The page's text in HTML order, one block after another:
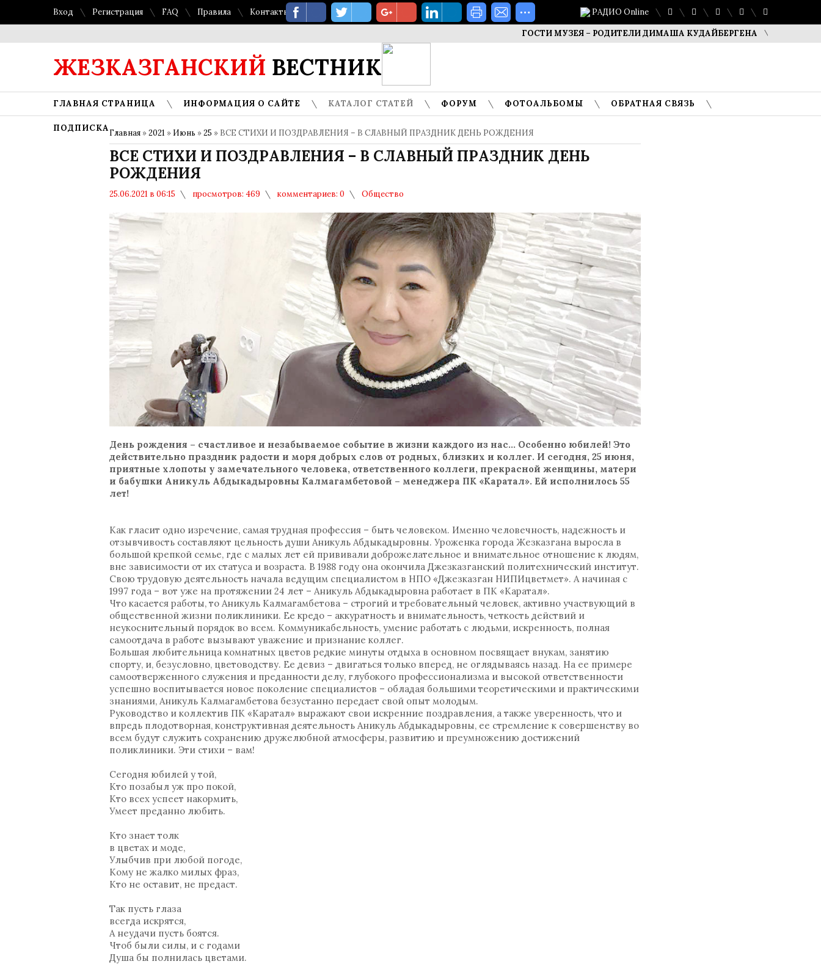
Вход Регистрация FAQ Правила Контакты РАДИО Online
ГОСТИ МУЗЕЯ – РОДИТЕЛИ ДИМАША КУДАЙБЕРГЕНА САФУАН
ЖЕЗКАЗГАНСКИЙ ВЕСТНИК
ГЛАВНАЯ СТРАНИЦА ИНФОРМАЦИЯ О САЙТЕ КАТАЛОГ СТАТЕЙ ФОРУМ ФОТОАЛЬБОМЫ ОБРАТНАЯ СВЯЗЬ
ПОДПИСКАГлавная »2021 » Июнь »25 » ВСЕ СТИХИ И ПОЗДРАВЛЕНИЯ – В СЛАВНЫЙ ПРАЗДНИК ДЕНЬ РОЖДЕНИЯ
ВСЕ СТИХИ И ПОЗДРАВЛЕНИЯ – В СЛАВНЫЙ ПРАЗДНИК ДЕНЬ
РОЖДЕНИЯ
25.06.2021 в 06:15 просмотров: 469 комментариев: 0 Общество
День рождения – счастливое и незабываемое событие в жизни каждого из нас… Особенно юбилей! Это
действительно праздник радости и моря добрых слов от родных, близких и коллег. И сегодня, 25 июня,
приятные хлопоты у замечательного человека, ответственного коллеги, прекрасной женщины, матери
и бабушки Аникуль Абдыкадыровны Калмагамбетовой – менеджера ПК «Каратал». Ей исполнилось 55
лет!
Как гласит одно изречение, самая трудная профессия – быть человеком. Именно человечность, надежность и
отзывчивость составляют цельность души Аникуль Абдыкадыровны. Уроженка города Жезказгана выросла в
большой крепкой семье, где с малых лет ей прививали доброжелательное и внимательное отношение к людям,
вне зависимости от их статуса и возраста. В 1988 году она окончила Джезказганский политехнический институт.
Свою трудовую деятельность начала ведущим специалистом в НПО «Джезказган НИПИцветмет». А начиная с
1997 года – вот уже на протяжении 24 лет – Аникуль Абдыкадыровна работает в ПК «Каратал».
Что касается работы, то Аникуль Калмагамбетова – строгий и требовательный человек, активно участвующий в
общественной жизни поликлиники. Ее кредо – аккуратность и внимательность, четкость действий и
неукоснительный порядок во всем. Коммуникабельность, умение работать с людьми, искренность, полная
самоотдача в работе вызывают уважение и признание коллег.
Большая любительница комнатных цветов редкие минуты отдыха в основном посвящает внукам, занятию
спорту, и, безусловно, цветоводству. Ее девиз – двигаться только вперед, не оглядываясь назад. На ее примере
самоотверженного служения и преданности делу, глубокого профессионализма и высокой ответственности
успешно воспитывается новое поколение специалистов – обладая большими теоретическими и практическими
знаниями, Аникуль Калмагамбетова безустанно передает свой опыт молодым.
Руководство и коллектив ПК «Каратал» выражают свои искренние поздравления, а также уверенность, что и
впредь плодотворная, конструктивная деятельность Аникуль Абдыкадыровны, ее стремление к совершенству во
всем будут служить сохранению дружелюбной атмосферы, развитию и преумножению достижений
поликлиники. Эти стихи – вам!
Сегодня юбилей у той,
Кто позабыл уж про покой,
Кто всех успеет накормить,
Умеет преданно любить.
Кто знает толк
в цветах и моде,
Улыбчив при любой погоде,
Кому не жалко милых фраз,
Кто не оставит, не предаст.
Так пусть глаза
всегда искрятся,
А неудачи пусть боятся.
Чтоб были силы, и с годами
Душа бы полнилась цветами.